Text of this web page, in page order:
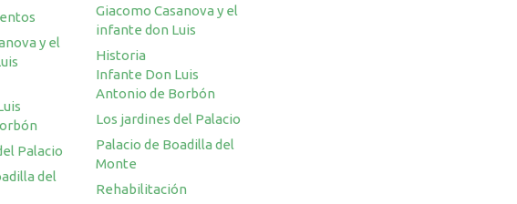
y el
Palacio
del
Giacomo Casanova y el
infante don Luis
Historia
Infante Don Luis
Antonio de Borbón
Los jardines del Palacio
Palacio de Boadilla del
Monte
Rehabilitación